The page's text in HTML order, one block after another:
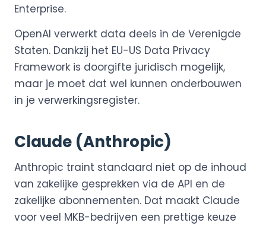
Enterprise.
OpenAI verwerkt data deels in de Verenigde
Staten. Dankzij het EU-US Data Privacy
Framework is doorgifte juridisch mogelijk,
maar je moet dat wel kunnen onderbouwen
in je verwerkingsregister.
Claude (Anthropic)
Anthropic traint standaard niet op de inhoud
van zakelijke gesprekken via de API en de
zakelijke abonnementen. Dat maakt Claude
voor veel MKB-bedrijven een prettige keuze